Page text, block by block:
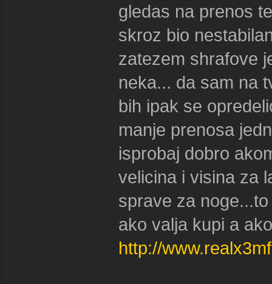
gledas na prenos
skroz bio
zatezem shrafove
neka... da sam na
bih ipak se
manje prenosa
isprobaj dobro
velicina i visina za
sprave za
ako valja kupi a
http://